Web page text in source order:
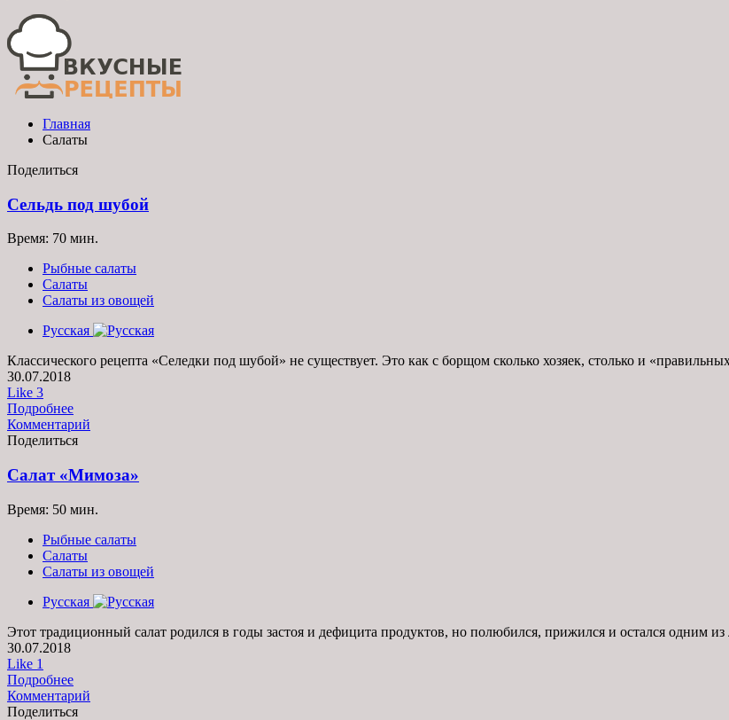
Главная
Салаты
Поделиться
Сельдь под шубой
Время: 70 мин.
Рыбные салаты
Салаты
Салаты из овощей
Русская
Классического рецепта «Селедки под шубой» не существует. Это как с борщом сколько хозяек, столько и
30.07.2018
Like 3
Подробнее
Комментарий
Поделиться
Салат «Мимоза»
Время: 50 мин.
Рыбные салаты
Салаты
Салаты из овощей
Русская
Этот традиционный салат родился в годы застоя и дефицита продуктов, но полюбился, прижился и остался одним
30.07.2018
Like 1
Подробнее
Комментарий
Поделиться